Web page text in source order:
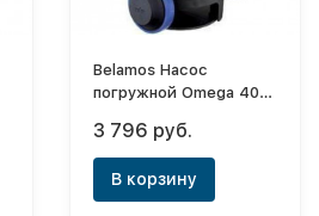
Belamos Насос
погружной Omega 40
3 796 руб.
В корзину